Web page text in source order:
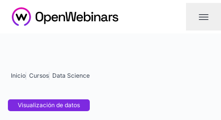
|||
Inicio Cursos Data Science
Visualización de datos